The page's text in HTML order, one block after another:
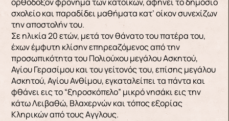
σχολείο και παραδίδει μαθήματα κατ’ οίκον συνεχίζων
την αποστολήν του.
Σε ηλικία 20 ετών, μετά τον θάνατο του πατέρα του,
έχων έμφυτη κλίσην επηρεαζόμενος από την
προσωπικότητα του Πολιούχου μεγάλου Ασκητού,
Αγίου Γερασίμου και του γείτονός του, επίσης μεγάλου
Ασκητού, Αγίου Ανθίμου, εγκαταλείπει τα πάντα και
φθάνει εις το “ξηροσκόπελο” μικρό νησάκι εις την
κάτω Λειβαθώ, Βλαχερνών και τόπος εξορίας
Κληρικών από τους Aγγλους.